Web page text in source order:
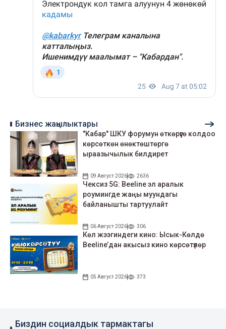
Бизнес жаңылыктары
"Кабар" ШКУ форумун өткөрүүгө колдоо
көрсөткөн өнөктөштөргө
ыраазычылык билдирет
09 Август 2026 2636
Чексиз 5G: Beeline эл аралык
роумингде жаңы муундагы
байланышты тартуулайт
06 Август 2026 306
Көл жээгиндеги кино: Ысык-Көлдө
Beeline’дан акысыз кино көрсөтүлөр
05 Август 2026 373
Биздин социалдык тармактагы